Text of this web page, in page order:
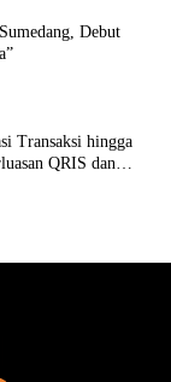
Debut
Transaksi hingga
QRIS dan